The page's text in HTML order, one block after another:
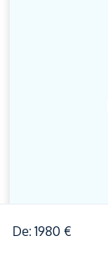
De: 1980 €